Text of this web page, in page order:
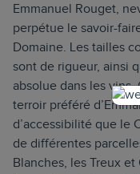
Emmanuel Rouget,
perpétue le savoir-
Domaine. Les tailles
sont de rigueur, ainsi
absolue dans les vins.
terroir préféré
d’accessibilité que le
de différentes
Blanches, les Treux et